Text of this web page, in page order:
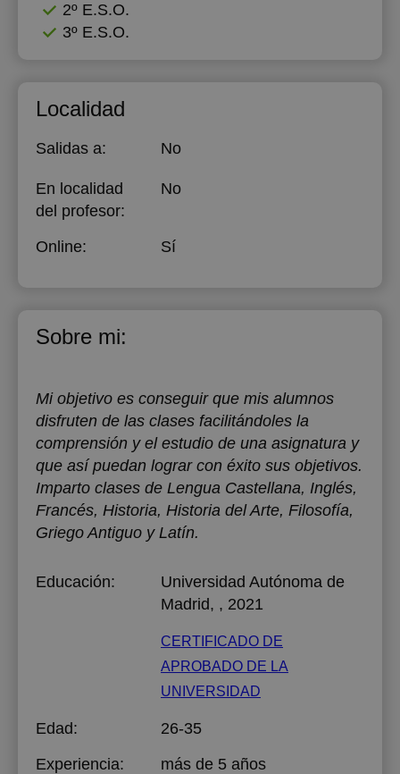
2º E.S.O.
3º E.S.O.
Localidad
Salidas a: No
En localidad
del profesor:
No
Online: Sí
Sobre mi:
Mi objetivo es conseguir que mis alumnos
disfruten de las clases facilitándoles la
comprensión y el estudio de una asignatura y
que así puedan lograr con éxito sus objetivos.
Imparto clases de Lengua Castellana, Inglés,
Francés, Historia, Historia del Arte, Filosofía,
Griego Antiguo y Latín.
Educación:
Universidad Autónoma de
Madrid, , 2021
CERTIFICADO DE
APROBADO DE LA
UNIVERSIDAD
Edad:
26-35
Experiencia:
más de 5 años